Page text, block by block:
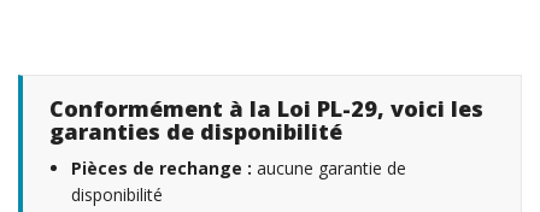
Conformément à la Loi PL-29, voici les
garanties de disponibilité
Pièces de rechange : aucune garantie de
disponibilité